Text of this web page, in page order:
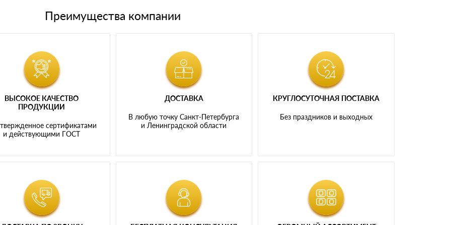
Преимущества компании
ВЫСОКОЕ КАЧЕСТВО
ПРОДУКЦИИ
сертификатами
и действующими ГОСТ
ДОСТАВКА
В любую точку Санкт-Петербурга
и Ленинградской области
КРУГЛОСУТОЧНАЯ ПОСТАВКА
Без праздников и выходных